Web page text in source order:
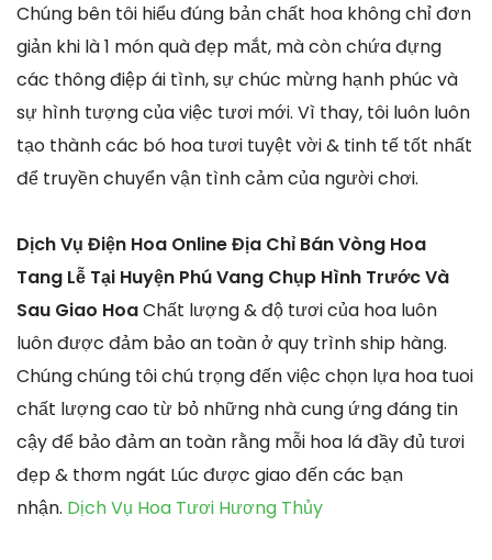
Chúng bên tôi hiểu đúng bản chất hoa không chỉ đơn
giản khi là 1 món quà đẹp mắt, mà còn chứa đựng
các thông điệp ái tình, sự chúc mừng hạnh phúc và
sự hình tượng của việc tươi mới. Vì thay, tôi luôn luôn
tạo thành các bó hoa tươi tuyệt vời & tinh tế tốt nhất
để truyền chuyển vận tình cảm của người chơi.
Dịch Vụ Điện Hoa Online Địa Chỉ Bán Vòng Hoa
Tang Lễ Tại Huyện Phú Vang Chụp Hình Trước Và
Sau Giao HoaChất lượng & độ tươi của hoa luôn
luôn được đảm bảo an toàn ở quy trình ship hàng.
Chúng chúng tôi chú trọng đến việc chọn lựa hoa tuoi
chất lượng cao từ bỏ những nhà cung ứng đáng tin
cậy để bảo đảm an toàn rằng mỗi hoa lá đầy đủ tươi
đẹp & thơm ngát Lúc được giao đến các bạn
nhận. Dịch Vụ Hoa Tươi Hương Thủy